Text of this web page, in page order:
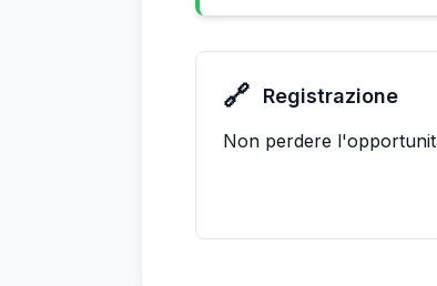
🔗 Registrazione
Non perdere